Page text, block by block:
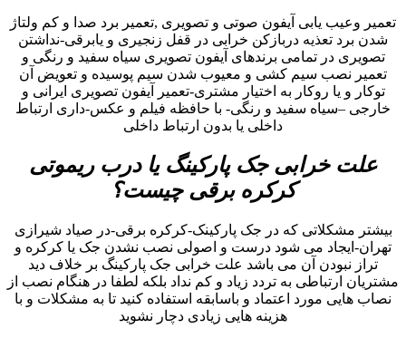
تعمیر وعیب یابی آیفون صوتی و تصویری ,تعمیر برد صدا و کم ولتاژ
شدن برد تعذیه دربازکن خرابی در قفل زنجیری و یابرقی-نداشتن
تصویری در تمامی برندهای آیفون تصویری سیاه سفید و رنگی و
تعمیر نصب سیم کشی و معیوب شدن سیم پوسیده و تعویض آن
توکار و یا روکار به اختیار مشتری-تعمیر آیفون تصویری ایرانی و
خارجی –سیاه سفید و رنگی- با حافظه فیلم و عکس-داری ارتباط
داخلی یا بدون ارتباط داخلی
علت خرابی جک پارکینگ یا درب ریموتی
کرکره برقی چیست؟
بیشتر مشکلاتی که در جک پارکینک-کرکره برقی-در صیاد شیرازی
تهران-ایجاد می شود درست و اصولی نصب نشدن جک یا کرکره و
تراز نبودن آن می باشد علت خرابی جک پارکینگ بر خلاف دید
مشتریان ارتباطی به تردد زیاد و کم نداد بلکه لطفا در هنگام نصب از
نصاب هایی مورد اعتماد و باسابقه استفاده کنید تا به مشکلات و با
هزینه هایی زیادی دچار نشوید